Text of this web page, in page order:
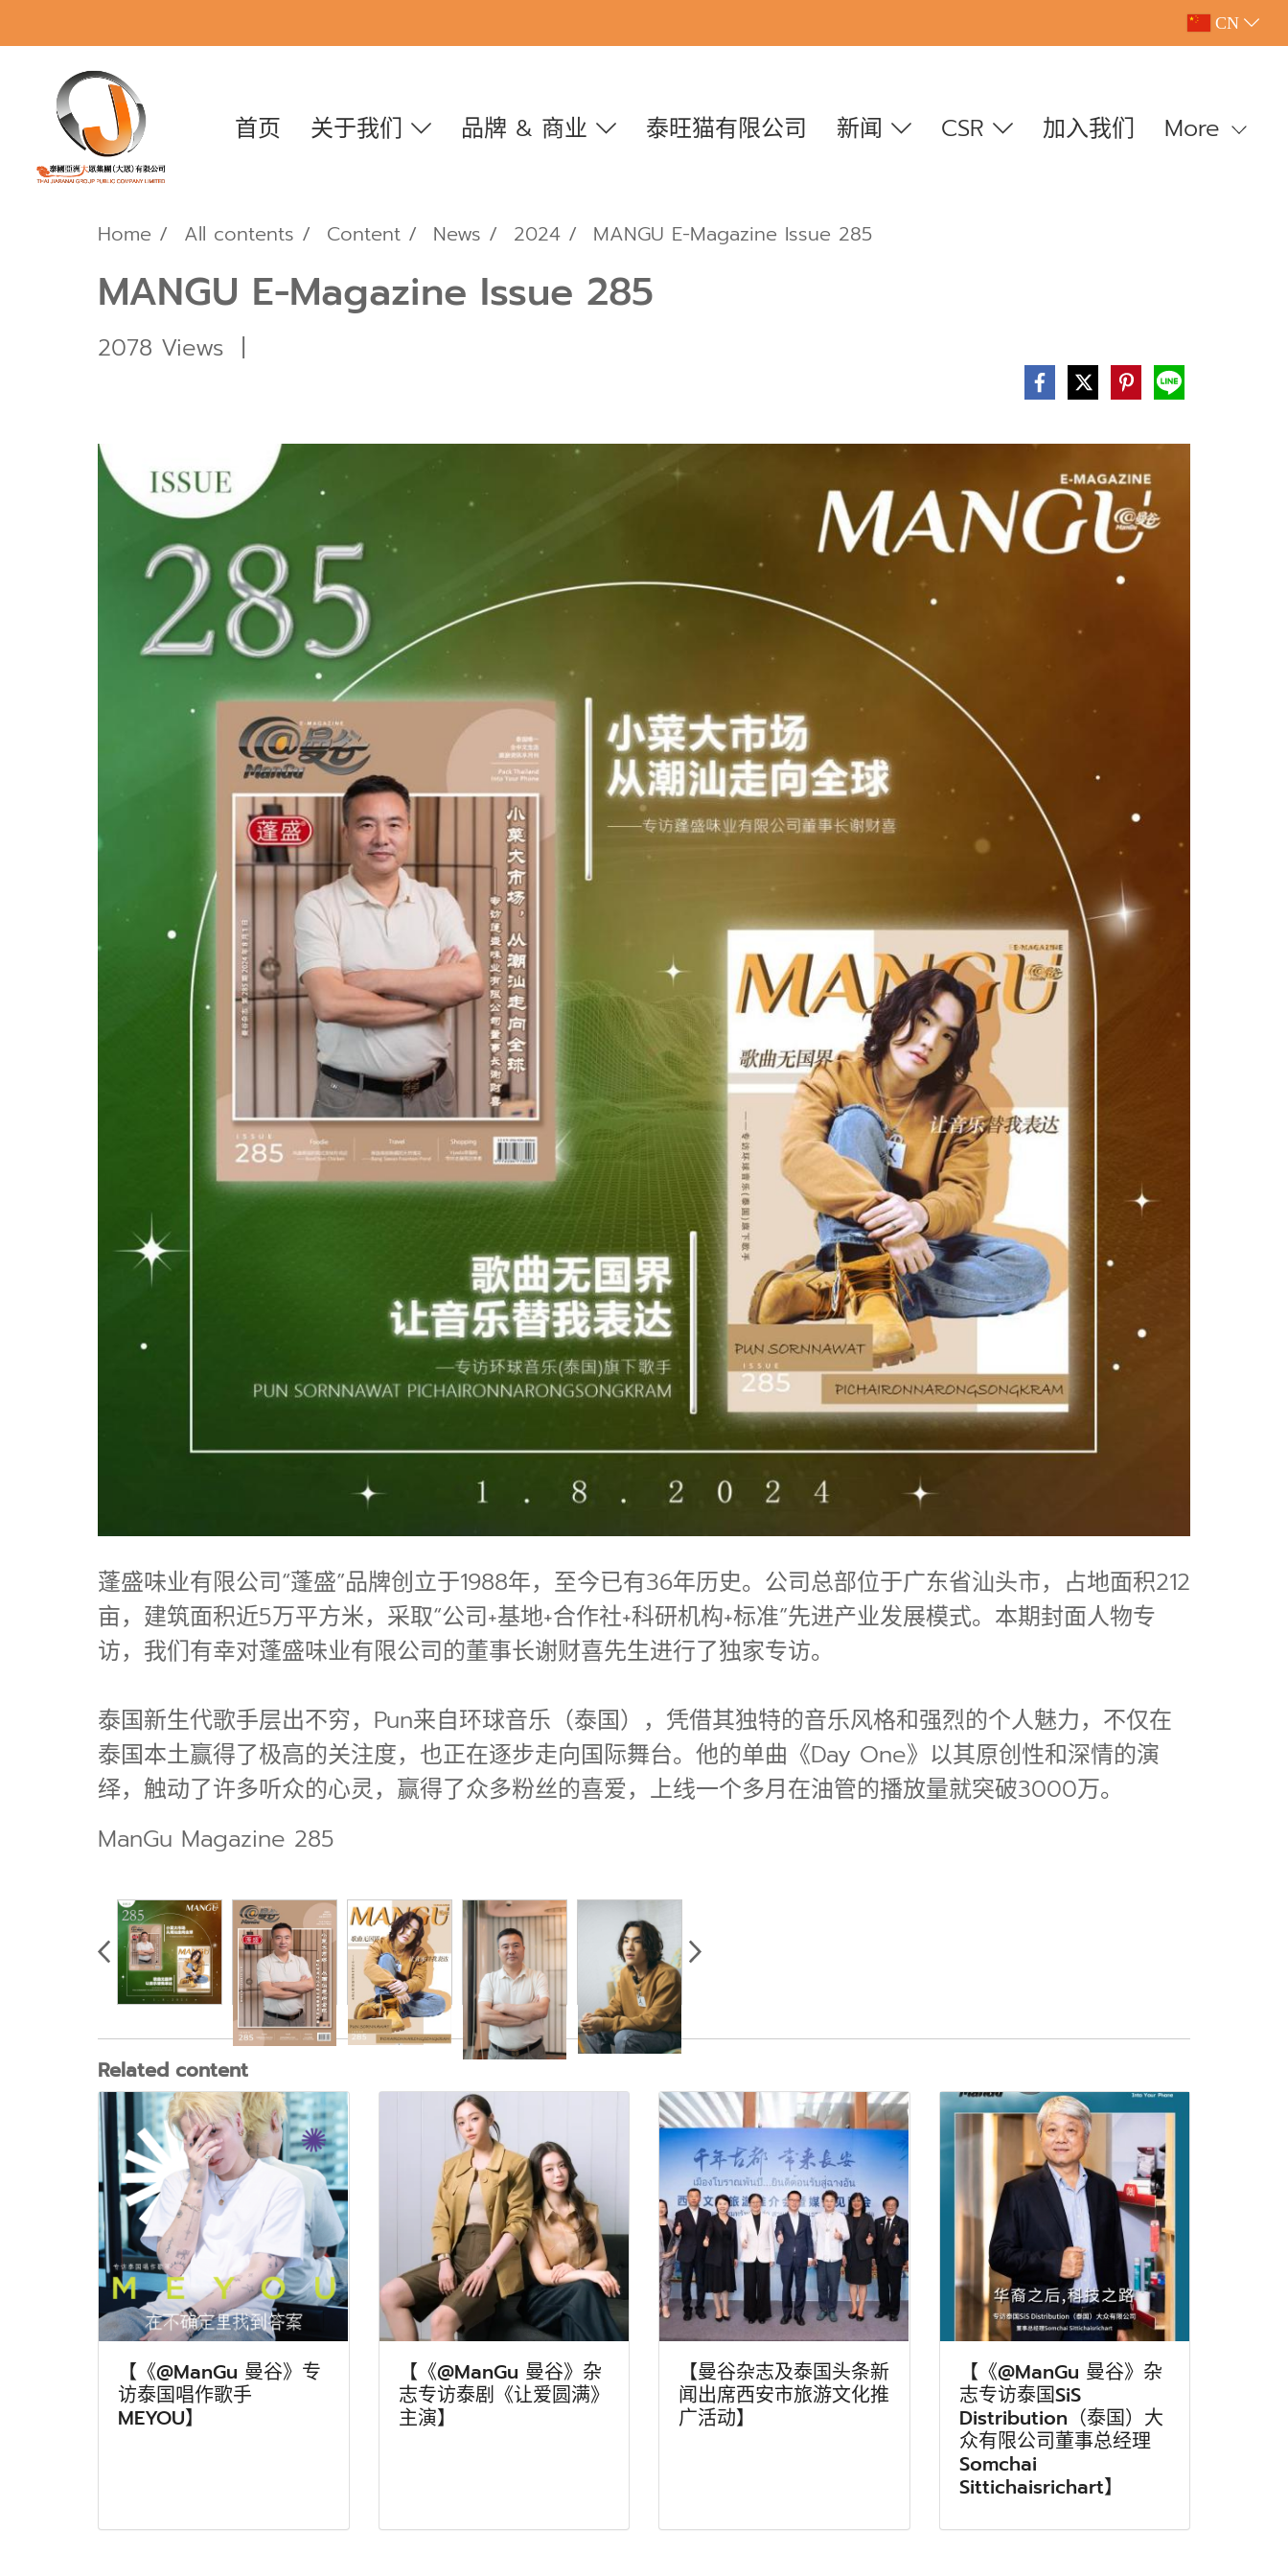
CN
首页 关于我们 品牌 & 商业 泰旺猫有限公司 新闻 CSR 加入我们 More
Home All contents Content News 2024 MANGU E-Magazine Issue 285
MANGU E-Magazine Issue 285
2078 Views |
蓬盛味业有限公司“蓬盛”品牌创立于1988年，至今已有36年历史。公司总部位于广东省汕头市，占地面积212
亩，建筑面积近5万平方米，采取“公司+基地+合作社+科研机构+标准”先进产业发展模式。本期封面人物专
访，我们有幸对蓬盛味业有限公司的董事长谢财喜先生进行了独家专访。
泰国新生代歌手层出不穷，Pun来自环球音乐（泰国），凭借其独特的音乐风格和强烈的个人魅力，不仅在
泰国本土赢得了极高的关注度，也正在逐步走向国际舞台。他的单曲《Day One》以其原创性和深情的演
绎，触动了许多听众的心灵，赢得了众多粉丝的喜爱，上线一个多月在油管的播放量就突破3000万。
ManGu Magazine 285
Related content
【《@ManGu 曼谷》专
访泰国唱作歌手
MEYOU】
【《@ManGu 曼谷》杂
志专访泰剧《让爱圆满》
主演】
【曼谷杂志及泰国头条新
闻出席西安市旅游文化推
广活动】
【《@ManGu 曼谷》杂
志专访泰国SiS
Distribution（泰国）大
众有限公司董事总经理
Somchai
Sittichaisrichart】